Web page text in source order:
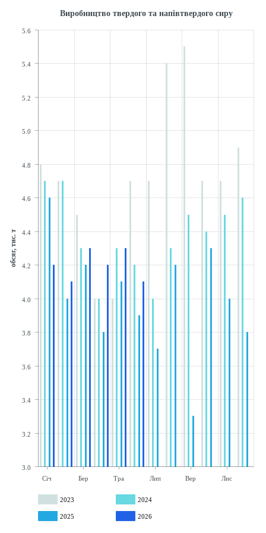
Виробництво твердого та напівтвердого сиру
Січ Бер Тра Лип Вер Лис
3.0
3.2
3.4
3.6
3.8
4.0
4.2
4.4
4.6
4.8
5.0
5.2
5.4
5.6
обсяг, тис. т
2023 2024
2025 2026